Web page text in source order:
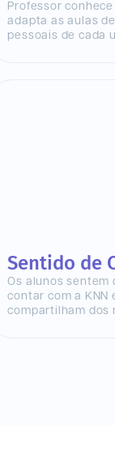
Professor
adapta as aulas
pessoais de cada
Sentido de
Os alunos sentem
contar com a KNN
compartilham dos